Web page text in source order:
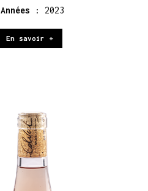
Années : 2023
En savoir +